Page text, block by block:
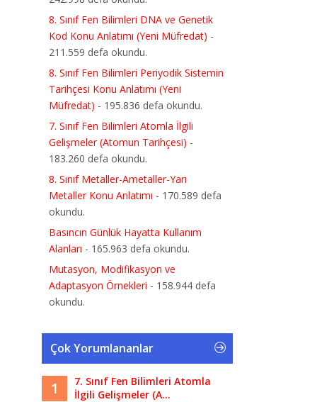
8. Sınıf Fen Bilimleri DNA ve Genetik
Kod Konu Anlatımı (Yeni Müfredat) -
211.559 defa okundu.
8. Sınıf Fen Bilimleri Periyodik Sistemin
Tarihçesi Konu Anlatımı (Yeni
Müfredat) - 195.836 defa okundu.
7. Sınıf Fen Bilimleri Atomla İlgili
Gelişmeler (Atomun Tarihçesi) -
183.260 defa okundu.
8. Sınıf Metaller-Ametaller-Yarı
Metaller Konu Anlatımı - 170.589 defa
okundu.
Basıncın Günlük Hayatta Kullanım
Alanları - 165.963 defa okundu.
Mutasyon, Modifikasyon ve
Adaptasyon Örnekleri - 158.944 defa
okundu.
Çok Yorumlananlar
1
7. Sınıf Fen Bilimleri Atomla
İlgili Gelişmeler (A...